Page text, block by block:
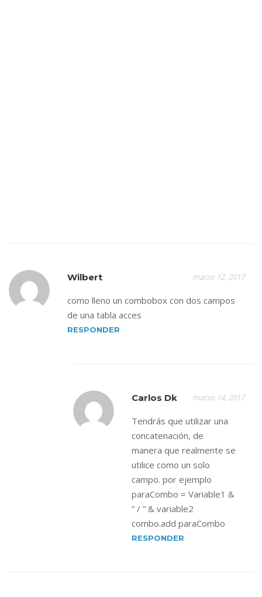
Wilbert marzo 12, 2017
como lleno un combobox con dos campos
de una tabla acces
RESPONDER
Carlos Dk marzo 14, 2017
Tendrás que utilizar una
concatenación, de
manera que realmente se
utilice como un solo
campo. por ejemplo
paraCombo = Variable1 &
” / ” & variable2
combo.add paraCombo
RESPONDER